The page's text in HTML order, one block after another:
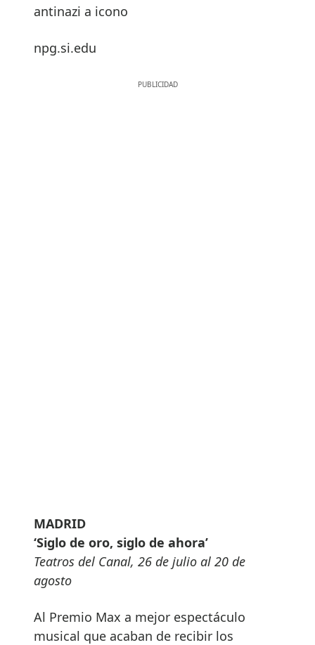
antinazi a icono
npg.si.edu
MADRID
‘Siglo de oro, siglo de ahora’
Teatros del Canal, 26 de julio al 20 de
agosto
Al Premio Max a mejor espectáculo
musical que acaban de recibir los